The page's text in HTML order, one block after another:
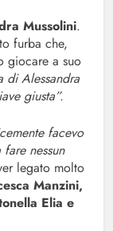
Mussolini.
furba che,
giocare a suo
di Alessandra
giusta”.
facevo
nessun
legato molto
Manzini,
Elia e